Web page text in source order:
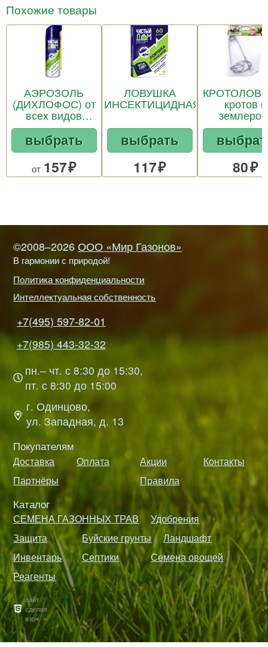
Похожие товары
АЭРОЗОЛЬ
(ДИХЛОФОС) от
всех видов
насекомых
выбрать
от 157
ЛОВУШКА
ИНСЕКТИЦИДНАЯ
выбрать
117
кротов и
80
©2008–2026 ООО «Мир Газонов»
В гармонии с природой!
Политика конфиденциальности
Интеллектуальная собственность
+7(495) 597-82-01
+7(985) 443-32-32
пн.– чт. с 8:30 до 15:30,
пт. с 8:30 до 15:00
г. Одинцово,
ул. Западная, д. 13
Покупателям
Доставка Оплата Акции
Контакты
Партнёры
Правила
Каталог
СЕМЕНА ГАЗОННЫХ ТРАВ
Удобрения
Защита
Буйские грунты
Ландшафт
Инвентарь
Септики
Семена овощей
Реагенты
сайт
сделал
взоч